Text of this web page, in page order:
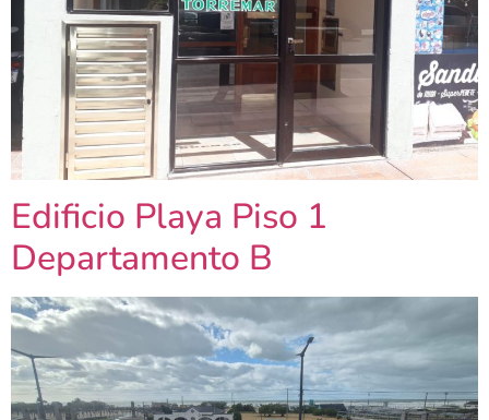
Edificio Playa Piso 1
Departamento B